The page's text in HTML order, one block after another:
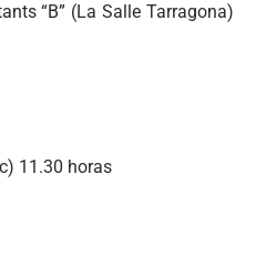
“B” (La Salle Tarragona)
11.30 horas